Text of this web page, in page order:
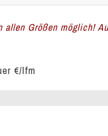
Größen möglich!
€/lfm